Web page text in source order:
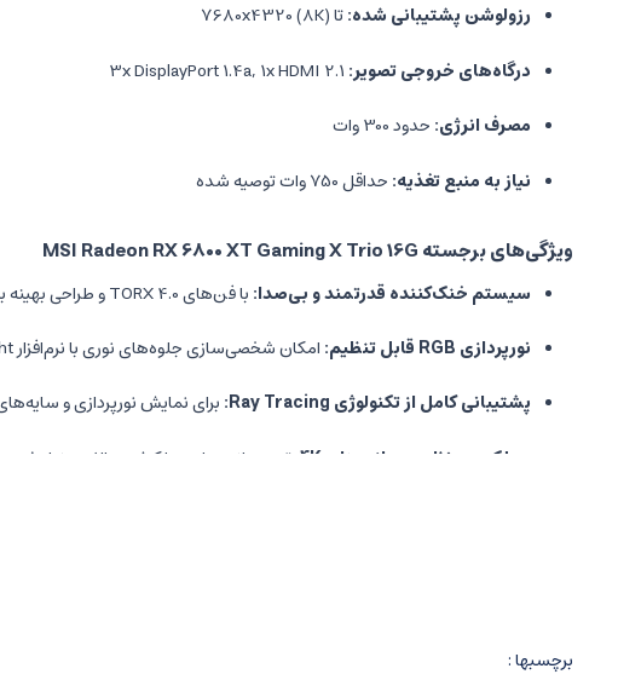
رزولوشن پشتیبانی شده:تا 7680x4320 (8K)
درگاه‌های خروجی تصویر:
مصرف انرژی: حدود 300 وات
نیاز به منبع تغذیه: حداقل 750 وات توصیه شده
ویژگی‌های برجسته MSI Radeon RX 6800 XT Gaming X Trio 16G
سیستم خنک‌کننده قدرتمند و بی‌صدا: با فن‌های TORX 4.0 و طراحی بهینه برای خنک‌سازی موثر حتی در فشار کاری بالا.
نورپردازی RGB قابل تنظیم:
امکان شخصی‌سازی جلوه‌های نوری با نرم‌افزار MSI Mystic Light.
پشتیبانی کامل از تکنولوژی Ray Tracing:
برای نمایش نورپردازی و
عملکرد بی‌نظیر در بازی‌های 4K:
تجربه بازی روان و با کیفیت بالا در
چرا خرید کارت گرافیک MSI Radeon RX 6800 XT Gaming X Trio 16G از فروشگاه راینیتو؟برچسبها :